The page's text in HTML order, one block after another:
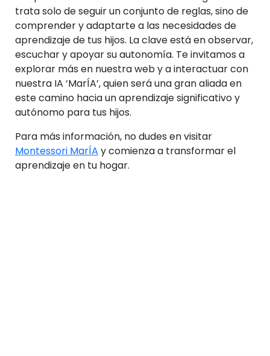
trata solo de seguir un conjunto de reglas, sino de
comprender y adaptarte a las necesidades de
aprendizaje de tus hijos. La clave está en observar,
escuchar y apoyar su autonomía. Te invitamos a
explorar más en nuestra web y a interactuar con
nuestra IA ‘MarÍA’, quien será una gran aliada en
este camino hacia un aprendizaje significativo y
autónomo para tus hijos.
Para más información, no dudes en visitar
Montessori MarÍA y comienza a transformar el
aprendizaje en tu hogar.